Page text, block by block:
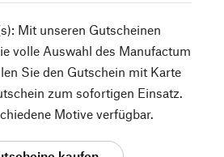
Mit unseren Gutscheinen
volle Auswahl des Manufactum
Sie den Gutschein mit Karte
zum sofortigen Einsatz.
Motive verfügbar.